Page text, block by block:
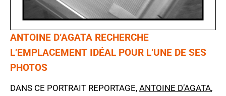
ANTOINE D’AGATA RECHERCHE
L’EMPLACEMENT IDÉAL POUR L’UNE DE SES
PHOTOS
DANS CE PORTRAIT REPORTAGE, ANTOINE D’AGATA,